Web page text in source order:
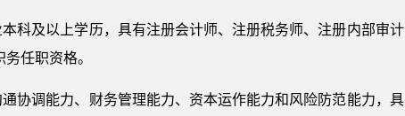
科及以上学历，具有注册会计师、注册税务师、注册内部审
任职资格。
协调能力、财务管理能力、资本运作能力和风险防范能力，